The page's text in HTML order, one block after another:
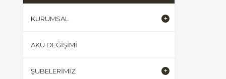
KURUMSAL
AKÜ DEĞIŞIMI
ŞUBELERIMIZ